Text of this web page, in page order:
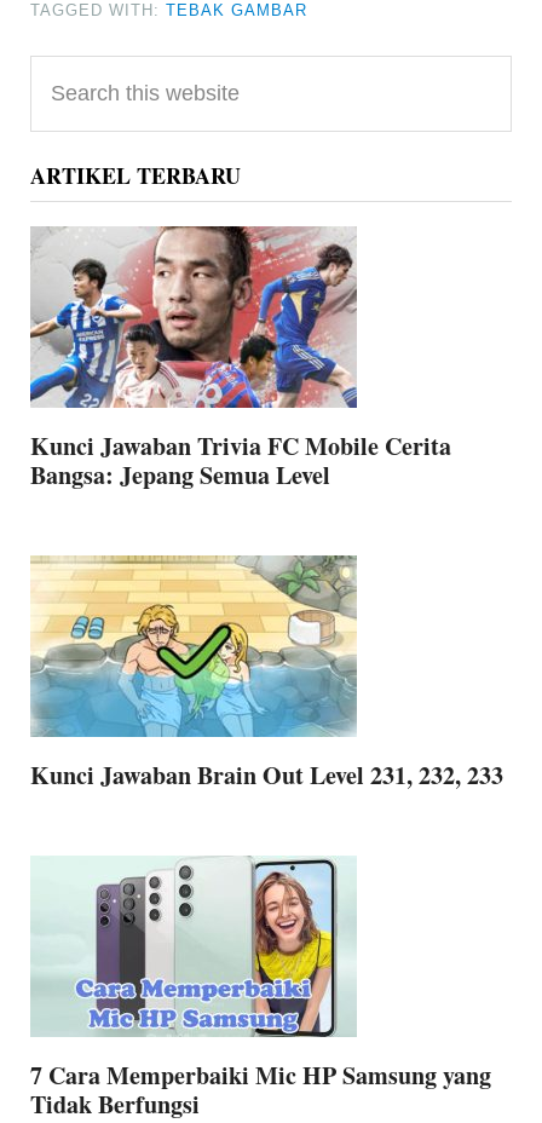
TAGGED WITH:TEBAK GAMBAR
Primary
Sidebar
this
website
ARTIKEL TERBARU
Kunci Jawaban Trivia FC Mobile Cerita
Bangsa: Jepang Semua Level
Kunci Jawaban Brain Out Level 231, 232, 233
7 Cara Memperbaiki Mic HP Samsung yang
Tidak Berfungsi